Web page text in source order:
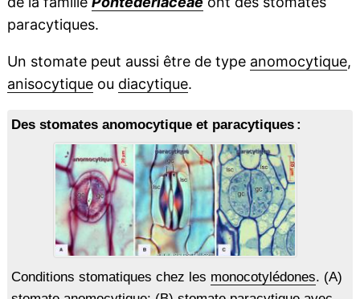
paracytiques.
Un stomate peut aussi être de type anomocytique,
anisocytiqueou diacytique.
Des stomates anomocytique et paracytiques :
Conditions stomatiques chez les monocotylédones. (A)